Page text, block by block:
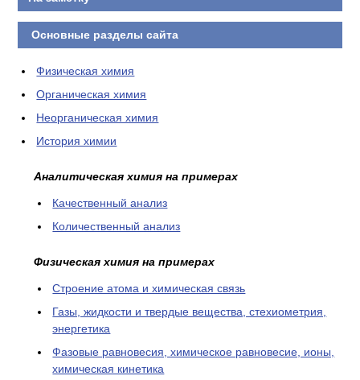
Основные разделы сайта
Физическая химия
Органическая химия
Неорганическая химия
История химии
Аналитическая химия на примерах
Качественный анализ
Количественный анализ
Физическая химия на примерах
Cтроение атома и химическая связь
Газы, жидкости и твердые вещества, стехиометрия,
энергетика
Фазовые равновесия, химическое равновесие, ионы,
химическая кинетика